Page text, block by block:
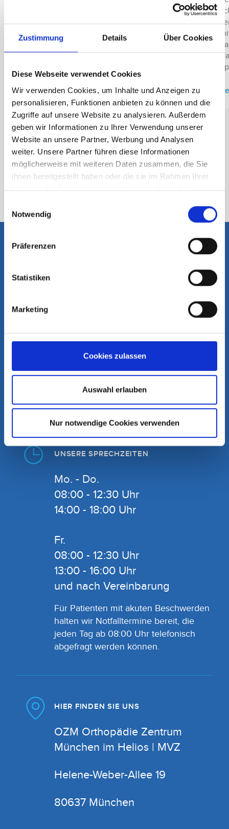
Zustimmung Details Über Cookies
Diese Webseite verwendet Cookies
Wir verwenden Cookies, um Inhalte und Anzeigen zu
personalisieren, Funktionen anbieten zu können und die
Zugriffe auf unsere Website zu analysieren. Außerdem
geben wir Informationen zu Ihrer Verwendung unserer
Website an unsere Partner, Werbung und Analysen
weiter. Unsere Partner führen diese Informationen
möglicherweise mit weiteren Daten zusammen, die Sie
ihnen bereitgestellt haben oder die sie im Rahmen Ihrer
Nutzung der Dienste gesammelt haben. Sie geben
Webseite weiterhin nutzen.
Notwendig
Präferenzen
Statistiken
Marketing
Cookies zulassen
Auswahl erlauben
Nur notwendige Cookies verwenden
Stoßwellentherapie kommen stark
gebündelte rhythmische Druckwellen zum […]
Alle Beiträge ansehen
Montag - Freitag von 07:30 - 19:00 Uhr
SCHREIBEN SIE UNS
info@mvz-im-helios.de
UNSERE SPRECHZEITEN
Mo. - Do.
08:00 - 12:30 Uhr
14:00 - 18:00 Uhr
Fr.
08:00 - 12:30 Uhr
13:00 - 16:00 Uhr
und nach Vereinbarung
Für Patienten mit akuten Beschwerden
halten wir Notfalltermine bereit, die
jeden Tag ab 08:00 Uhr telefonisch
abgefragt werden können.
HIER FINDEN SIE UNS
OZM Orthopädie Zentrum
München im Helios | MVZ
Helene-Weber-Allee 19
80637 München